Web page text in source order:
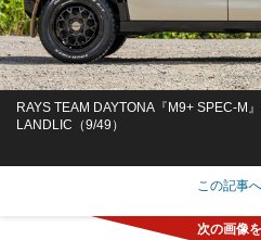
RAYS TEAM DAYTONA『M9+ SPEC-M
LANDLIC（9/49）
この記事